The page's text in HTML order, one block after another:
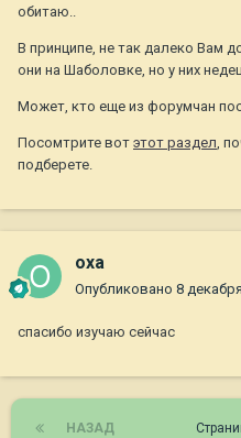
обитаю..
В принципе, не так далеко Вам
они на Шаболовке, но у них
Может, кто еще из форумчан
Посомтрите вот этот раздел,
подберете.
oxa
Опубликовано 8
спасибо изучаю сейчас
НАЗАД